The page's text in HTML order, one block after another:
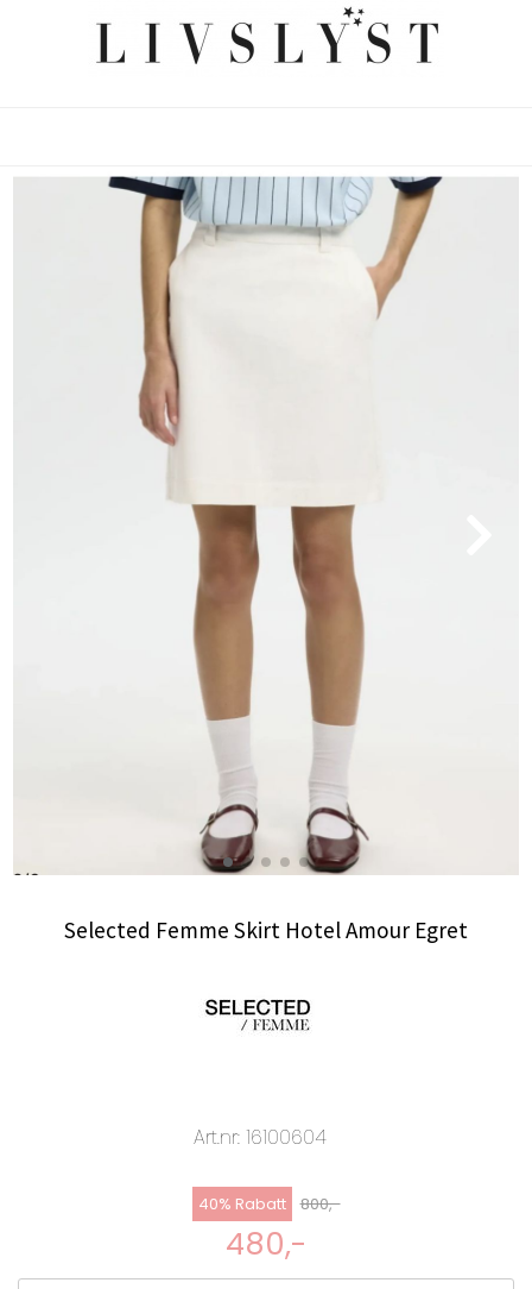
Selected Femme Skirt Hotel Amour Egret
Art.nr: 16100604
40% Rabatt 800,-
480,-